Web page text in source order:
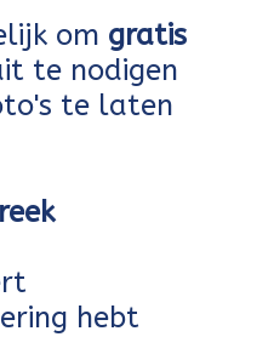
om gratis
te nodigen
te laten
hebt